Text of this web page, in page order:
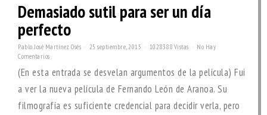
Demasiado sutil para ser un día
perfecto
Pablo José Martínez Osés 25 septiembre, 2015 1028388 Vistas
No Hay
Comentarios
(En esta entrada se desvelan argumentos de la película) Fui
a ver la nueva película de Fernando León de Aranoa. Su
filmografía es suficiente credencial para decidir verla, pero